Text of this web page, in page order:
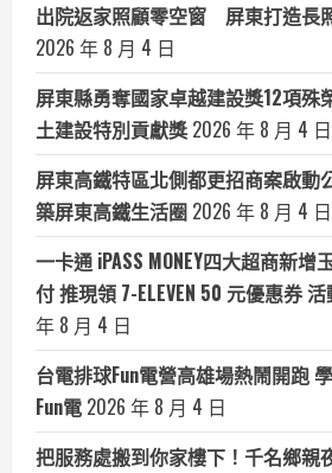
出院返家照顧零空窗 屏東打造長
2026 年 8 月 4 日
屏東縣勇奪國家卓越建設獎12項殊
土建設特別貢獻獎 2026 年 8 月 4 日
屏東高鐵特區北側都更招商案啟動
築屏東高鐵生活圈 2026 年 8 月 4 日
一卡通 iPASS MONEY四大超商新
付 推現領 7-ELEVEN 50 元優惠券
年 8 月 4 日
台電排球Fun電營高雄場熱鬧開跑
Fun電 2026 年 8 月 4 日
把服務處搬到你家樓下！千名鄉親